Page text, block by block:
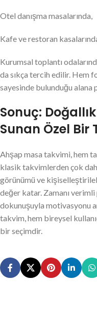
Otel danışma masalarında,
Kafe ve restoran
Kurumsal toplantı
da sıkça tercih edilir. Hem
sayesinde bulunduğu alana
Sonuç:
Sunan Özel Bir
Ahşap masa takvimi, hem
klasik takvimlerden çok
görünümü ve
değer katar. Zamanı
dokunuşuyla motivasyonu
takvim, hem bireysel
bir seçimdir.